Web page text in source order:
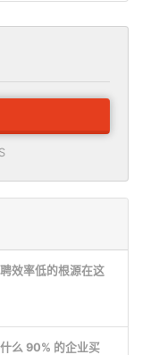
效率低的根源在这
么 90% 的企业买